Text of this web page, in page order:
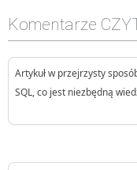
Komentarze
Artykuł w przejrzysty
SQL, co jest niezbędną